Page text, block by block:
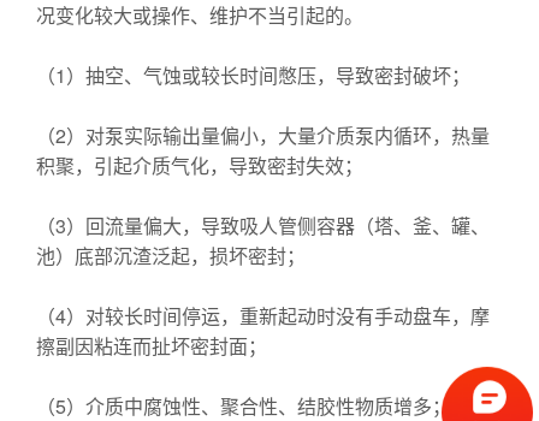
况变化较大或操作、维护不当引起的。
（1）抽空、气蚀或较长时间憋压，导致密封破坏；
（2）对泵实际输出量偏小，大量介质泵内循环，热量
积聚，引起介质气化，导致密封失效；
（3）回流量偏大，导致吸人管侧容器（塔、釜、罐、
池）底部沉渣泛起，损坏密封；
（4）对较长时间停运，重新起动时没有手动盘车，摩
擦副因粘连而扯坏密封面；
（5）介质中腐蚀性、聚合性、结胶性物质增多；